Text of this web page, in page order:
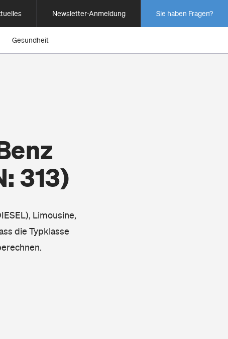
Newsletter-Anmeldung Sie haben Fragen?
Gesundheit
313)
Limousine,
die Typklasse